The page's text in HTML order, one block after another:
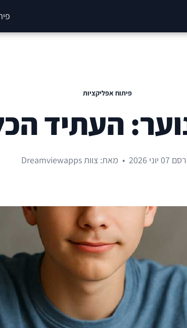
פיתוח אפליקציות
נוער: העתיד
יוני 2026 • מאת: צוות Dreamviewapps